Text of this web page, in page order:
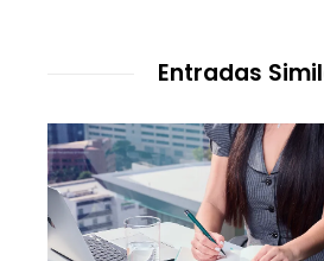
Entradas